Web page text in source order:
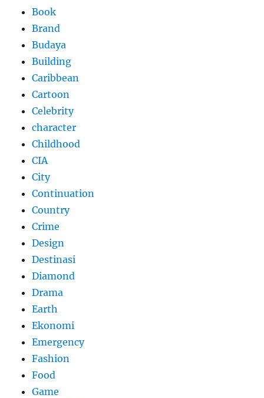
Book
Brand
Budaya
Building
Caribbean
Cartoon
Celebrity
character
Childhood
CIA
City
Continuation
Country
Crime
Design
Destinasi
Diamond
Drama
Earth
Ekonomi
Emergency
Fashion
Food
Game